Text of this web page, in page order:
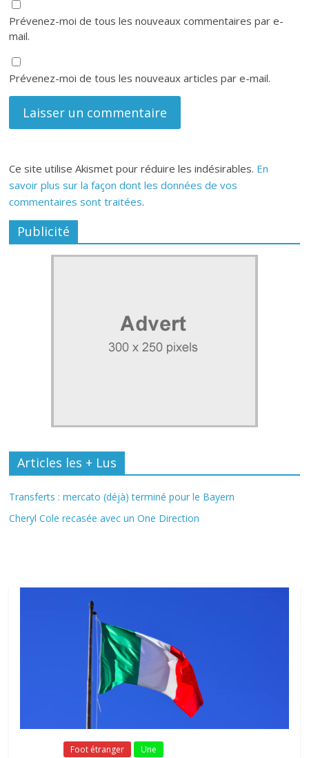
Prévenez-moi de tous les nouveaux commentaires par e-
mail.
Prévenez-moi de tous les nouveaux articles par e-mail.
Ce site utilise Akismet pour réduire les indésirables. En
savoir plus sur la façon dont les données de vos
commentaires sont traitées.
Publicité
Articles les + Lus
Transferts : mercato (déjà) terminé pour le Bayern
Cheryl Cole recasée avec un One Direction
Foot étranger Une